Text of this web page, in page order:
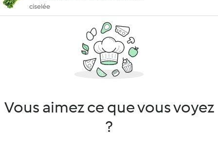
ciselée
Vous aimez ce que vous voyez
?